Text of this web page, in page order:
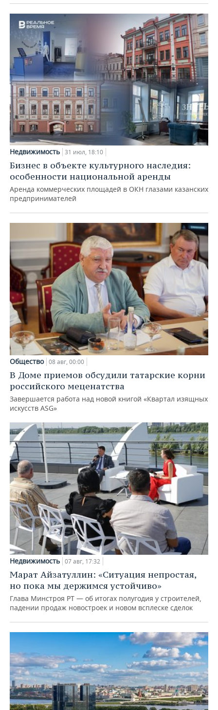
Недвижимость 31 июл, 18:10
Бизнес в объекте культурного наследия:
особенности национальной аренды
Аренда коммерческих площадей в ОКН глазами казанских
предпринимателей
Общество 08 авг, 00:00
В Доме приемов обсудили татарские корни
российского меценатства
Завершается работа над новой книгой «Квартал изящных
искусств ASG»
Недвижимость 07 авг, 17:32
Марат Айзатуллин: «Ситуация непростая,
но пока мы держимся устойчиво»
Глава Минстроя РТ — об итогах полугодия у строителей,
падении продаж новостроек и новом всплеске сделок